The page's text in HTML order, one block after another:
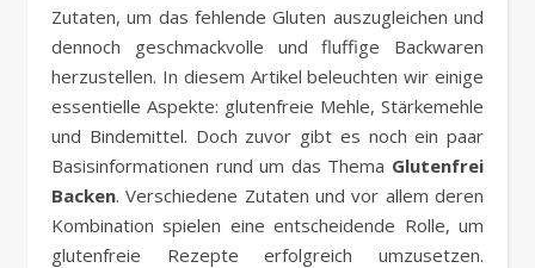
Zutaten, um das fehlende Gluten auszugleichen und
dennoch geschmackvolle und fluffige Backwaren
herzustellen. In diesem Artikel beleuchten wir einige
essentielle Aspekte: glutenfreie Mehle, Stärkemehle
und Bindemittel. Doch zuvor gibt es noch ein paar
Basisinformationen rund um das Thema Glutenfrei
Backen. Verschiedene Zutaten und vor allem deren
Kombination spielen eine entscheidende Rolle, um
glutenfreie Rezepte erfolgreich umzusetzen.